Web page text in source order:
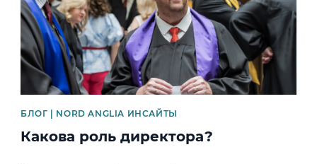
БЛОГ | NORD ANGLIA ИНСАЙТЫ
Какова роль директора?